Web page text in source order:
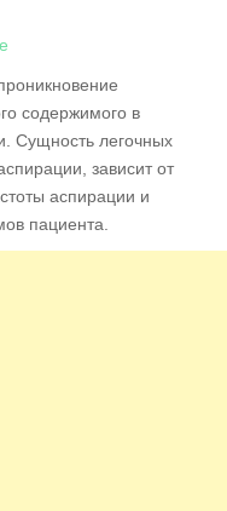
содержимого в
Сущность легочных
зависит от
аспирации и
пациента.